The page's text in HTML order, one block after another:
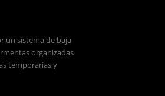
un sistema de baja
organizadas
temporarias y